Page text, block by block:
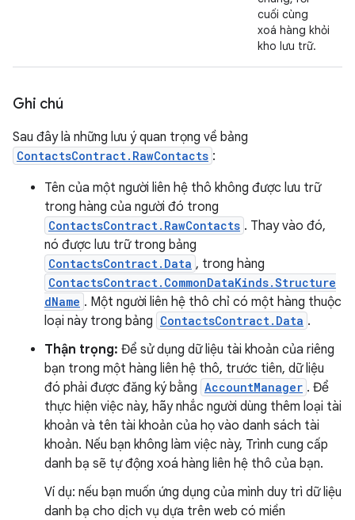
cuối cùng
xoá hàng khỏi
kho lưu trữ.
Ghi chú
Sau đây là những lưu ý quan trọng về bảng
ContactsContract.RawContacts :
Tên của một người liên hệ thô không được lưu trữ
trong hàng của người đó trong
ContactsContract.RawContacts . Thay vào đó,
nó được lưu trữ trong bảng
ContactsContract.Data , trong hàng
ContactsContract.CommonDataKinds.Structure
dName . Một người liên hệ thô chỉ có một hàng thuộc
loại này trong bảng ContactsContract.Data .
Thận trọng: Để sử dụng dữ liệu tài khoản của riêng
bạn trong một hàng liên hệ thô, trước tiên, dữ liệu
đó phải được đăng ký bằng AccountManager . Để
thực hiện việc này, hãy nhắc người dùng thêm loại tài
khoản và tên tài khoản của họ vào danh sách tài
khoản. Nếu bạn không làm việc này, Trình cung cấp
danh bạ sẽ tự động xoá hàng liên hệ thô của bạn.
Ví dụ: nếu bạn muốn ứng dụng của mình duy trì dữ liệu
danh bạ cho dịch vụ dựa trên web có miền